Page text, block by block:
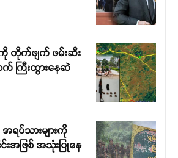
support keeps our voice
Join us today and help
every voice counts, and
justice can thrive.
းကို တိုက်ဖျက် ဖမ်းဆီး
ကြီးထွားနေဆဲ
ပ်သားများကို
င်းအဖြစ် အသုံးပြုနေ